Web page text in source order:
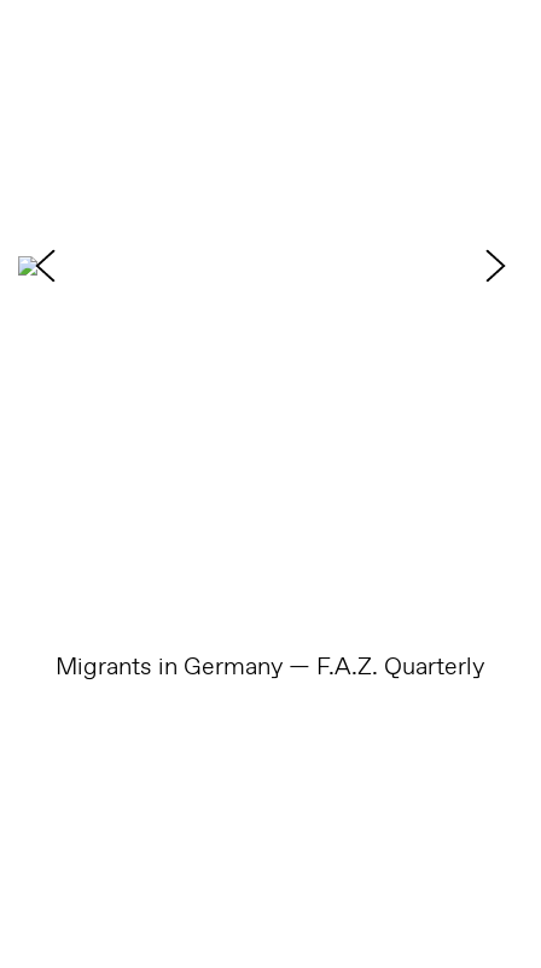
Migrants in Germany — F.A.Z. Quarterly